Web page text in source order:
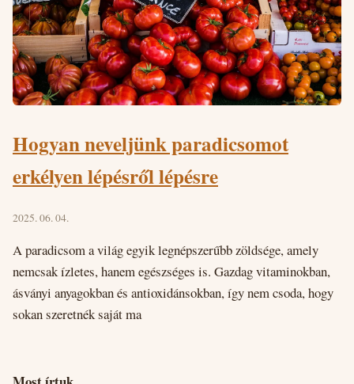
Hogyan neveljünk paradicsomot
erkélyen lépésről lépésre
2025. 06. 04.
A paradicsom a világ egyik legnépszerűbb zöldsége, amely
nemcsak ízletes, hanem egészséges is. Gazdag vitaminokban,
ásványi anyagokban és antioxidánsokban, így nem csoda, hogy
sokan szeretnék saját ma